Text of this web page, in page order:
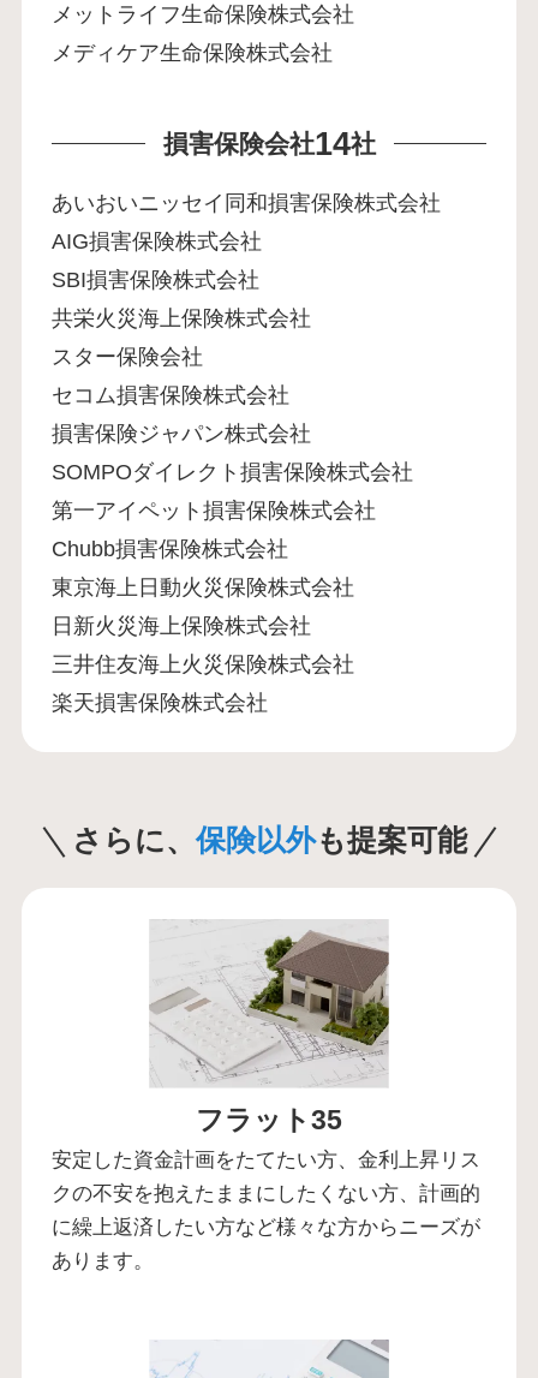
メットライフ生命保険株式会社
メディケア生命保険株式会社
損害保険会社14社
あいおいニッセイ同和損害保険株式会社
AIG損害保険株式会社
SBI損害保険株式会社
共栄火災海上保険株式会社
スター保険会社
セコム損害保険株式会社
損害保険ジャパン株式会社
SOMPOダイレクト損害保険株式会社
第一アイペット損害保険株式会社
Chubb損害保険株式会社
東京海上日動火災保険株式会社
日新火災海上保険株式会社
三井住友海上火災保険株式会社
楽天損害保険株式会社
さらに、保険以外も提案可能
フラット35
安定した資金計画をたてたい方、金利上昇リス
クの不安を抱えたままにしたくない方、計画的
に繰上返済したい方など様々な方からニーズが
あります。